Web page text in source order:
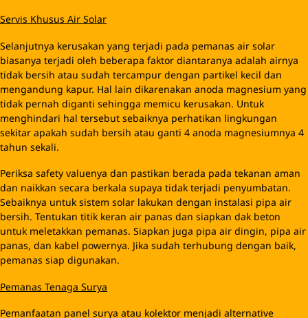
Servis Khusus Air Solar
Selanjutnya kerusakan yang terjadi pada pemanas air solar
biasanya terjadi oleh beberapa faktor diantaranya adalah airnya
tidak bersih atau sudah tercampur dengan partikel kecil dan
mengandung kapur. Hal lain dikarenakan anoda magnesium yang
tidak pernah diganti sehingga memicu kerusakan. Untuk
menghindari hal tersebut sebaiknya perhatikan lingkungan
sekitar apakah sudah bersih atau ganti 4 anoda magnesiumnya 4
tahun sekali.
Periksa safety valuenya dan pastikan berada pada tekanan aman
dan naikkan secara berkala supaya tidak terjadi penyumbatan.
Sebaiknya untuk sistem solar lakukan dengan instalasi pipa air
bersih. Tentukan titik keran air panas dan siapkan dak beton
untuk meletakkan pemanas. Siapkan juga pipa air dingin, pipa air
panas, dan kabel powernya. Jika sudah terhubung dengan baik,
pemanas siap digunakan.
Pemanas Tenaga Surya
Pemanfaatan panel surya atau kolektor menjadi alternative